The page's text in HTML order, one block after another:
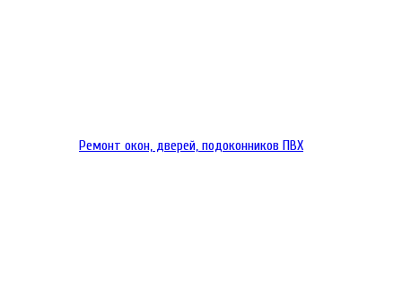
Ремонт окон, дверей, подоконников ПВХ